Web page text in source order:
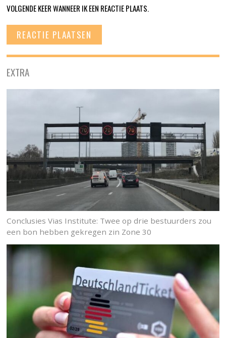
VOLGENDE KEER WANNEER IK EEN REACTIE PLAATS.
EXTRA
Conclusies Vias Institute: Twee op drie bestuurders zou
een bon hebben gekregen zin Zone 30